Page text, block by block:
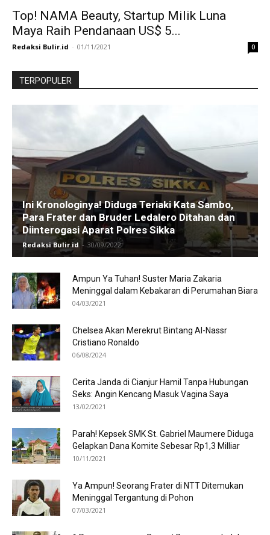
Top! NAMA Beauty, Startup Milik Luna
Maya Raih Pendanaan US$ 5...
Redaksi Bulir.id - 01/11/2021 0
TERPOPULER
Ini Kronologinya! Diduga Teriaki Kata Sambo,
Para Frater dan Bruder Ledalero Ditahan dan
Diinterogasi Aparat Polres Sikka
Redaksi Bulir.id - 30/09/2022
Ampun Ya Tuhan! Suster Maria Zakaria
Meninggal dalam Kebakaran di Perumahan Biara
04/03/2021
Chelsea Akan Merekrut Bintang Al-Nassr
Cristiano Ronaldo
06/08/2024
Cerita Janda di Cianjur Hamil Tanpa Hubungan
Seks: Angin Kencang Masuk Vagina Saya
13/02/2021
Parah! Kepsek SMK St. Gabriel Maumere Diduga
Gelapkan Dana Komite Sebesar Rp1,3 Milliar
10/11/2021
Ya Ampun! Seorang Frater di NTT Ditemukan
Meninggal Tergantung di Pohon
07/03/2021